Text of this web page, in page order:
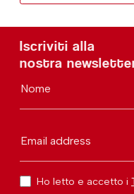
Iscriviti alla
nostra
Nome
Email address
Ho letto e accetto i